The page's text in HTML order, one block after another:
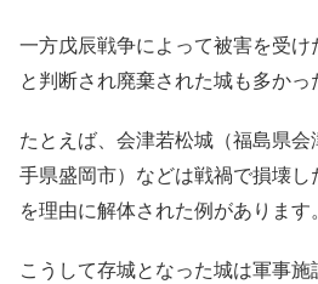
一方戊辰戦争によって被害を受
と判断され廃棄された城も多かっ
たとえば、会津若松城（福島県
手県盛岡市）などは戦禍で損壊
を理由に解体された例があります。
こうして存城となった城は軍事